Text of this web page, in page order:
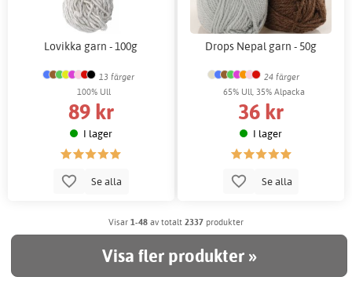
Lovikka garn - 100g
13 färger
100% Ull
89 kr
I lager
Se alla
Drops Nepal garn - 50g
24 färger
65% Ull, 35% Alpacka
36 kr
I lager
Se alla
Visar 1-48 av totalt 2337 produkter
Visa fler produkter »